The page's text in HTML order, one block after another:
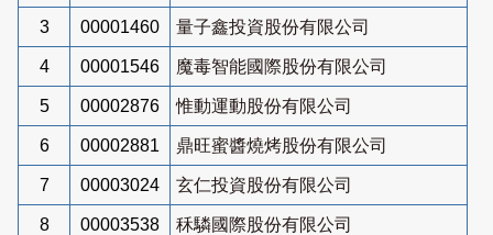
3 00001460 量子鑫投資股份有限公司
4 00001546 魔毒智能國際股份有限公司
5 00002876 惟動運動股份有限公司
6 00002881 鼎旺蜜醬燒烤股份有限公司
7 00003024 玄仁投資股份有限公司
8 00003538 秝驎國際股份有限公司